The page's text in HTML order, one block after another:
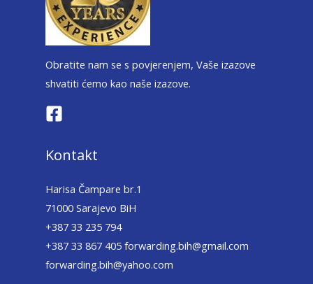
Obratite nam se s povjerenjem, Vaše izazove
shvatiti ćemo kao naše izazove.
Kontakt
Harisa Čampare br.1
71000 Sarajevo BiH
+387 33 235 794
+387 33 867 405 forwarding.bih@gmail.com
forwarding.bih@yahoo.com